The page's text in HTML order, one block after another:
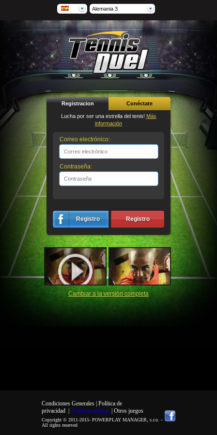
Alemania 3
Registracion Conéctate
Lucha por ser una estrella del tenis! Más
información
Correo electrónico:
Contraseña:
Registro Registro
Cambiar a la versión completa
Condiciones Generales | Política de
privacidad| Cookies settings | Otros juegos
Copyright © 2011-2015- POWERPLAY MANAGER, s.r.o. -
All rights reserved